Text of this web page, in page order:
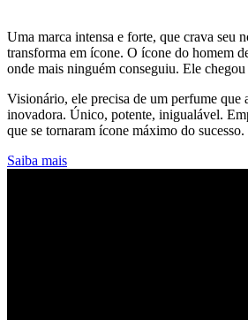
Uma marca intensa e forte, que crava seu
transforma em ícone. O ícone do homem
onde mais ninguém conseguiu. Ele
Visionário, ele precisa de um perfume que
inovadora. Único, potente, inigualável.
que se tornaram ícone máximo do sucesso.
Saiba mais